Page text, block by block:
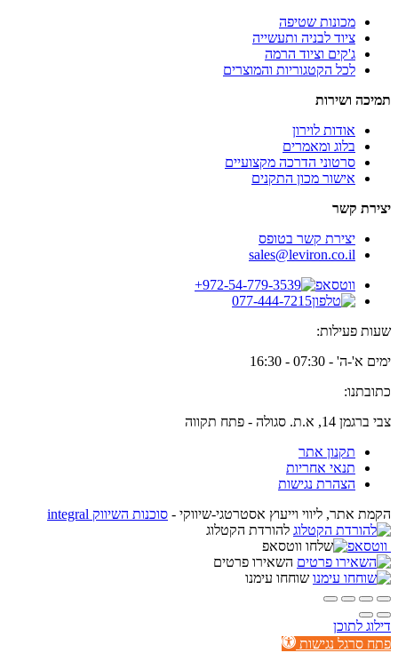
מכונות שטיפה
ציוד לבניה ותעשייה
ג'קים וציוד הרמה
לכל הקטגוריות והמוצרים
תמיכה ושירות
אודות לוירון
בלוג ומאמרים
סרטוני הדרכה מקצועיים
אישור מכון התקנים
יצירת קשר
יצירת קשר בטופס
sales@leviron.co.il
+972-54-779-3539
077-444-7215
שעות פעילות:
ימים א'-ה' - 07:30 - 16:30
כתובתנו:
צבי ברגמן 14, א.ת. סגולה - פתח תקווה
תקנון אתר
תנאי אחריות
הצהרת נגישות
הקמת אתר, ליווי וייעוץ אסטרטגי-שיווקי - סוכנות השיווק integral
להורדת הקטלוג
שלחו ווטסאפ
השאירו פרטים
שוחחו עימנו
דילוג לתוכן
פתח סרגל נגישות